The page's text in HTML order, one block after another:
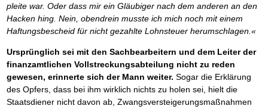
pleite war. Oder dass mir ein Gläubiger nach dem anderen an den
Hacken hing. Nein, obendrein musste ich mich noch mit einem
Haftungsbescheid für nicht gezahlte Lohnsteuer herumschlagen.«
Ursprünglich sei mit den Sachbearbeitern und dem Leiter der
finanzamtlichen Vollstreckungsabteilung nicht zu reden
gewesen, erinnerte sich der Mann weiter. Sogar die Erklärung
des Opfers, dass bei ihm wirklich nichts zu holen sei, hielt die
Staatsdiener nicht davon ab, Zwangsversteigerungsmaßnahmen